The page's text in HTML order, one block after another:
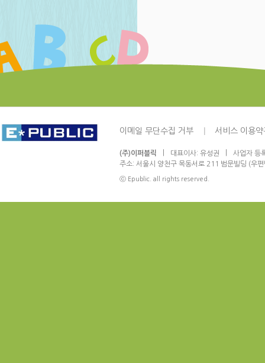
이메일 무단수집 거부 서비스 이용약
(주)이퍼블릭 대표이사: 유성권
사업자 등
주소: 서울시 양천구 목동서로 211 범문빌딩 (우
ⓒ Epublic. all rights reserved.